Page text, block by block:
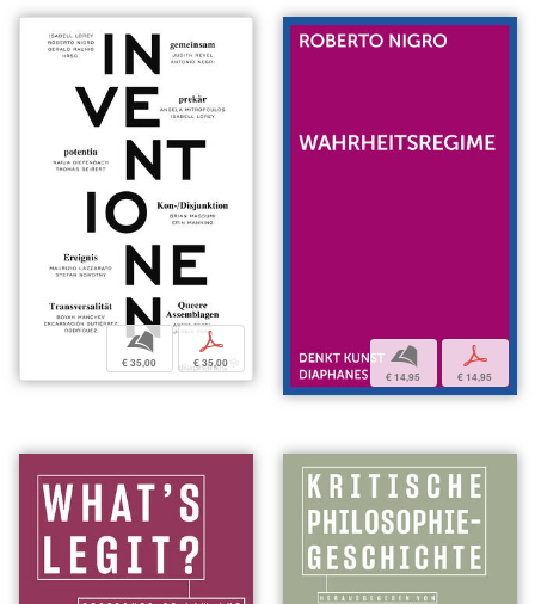
b
€ 35,00
p
€ 35,00 b
€ 14,95
p
€ 14,95